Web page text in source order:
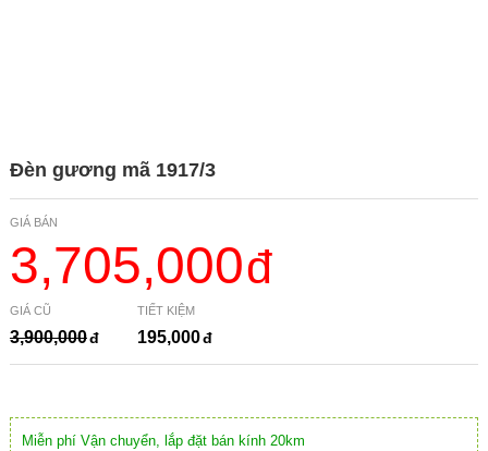
Đèn gương mã 1917/3
GIÁ BÁN
3,705,000
GIÁ CŨ
3,900,000
TIẾT KIỆM
195,000
Miễn phí Vận chuyển, lắp đặt bán kính 20km